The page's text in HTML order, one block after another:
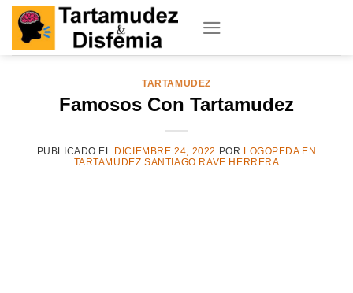
Skip
content
TARTAMUDEZ
Famosos Con Tartamudez
PUBLICADO EL DICIEMBRE 24, 2022 POR LOGOPEDA EN
TARTAMUDEZ SANTIAGO RAVE HERRERA